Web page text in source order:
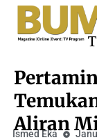
Aliran
Ismed Eka